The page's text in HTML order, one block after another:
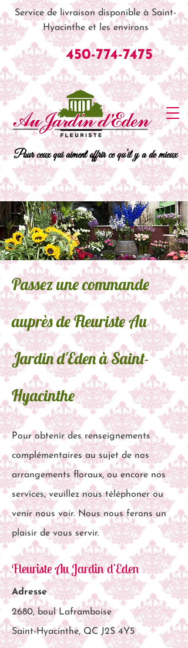
Service de livraison disponible à Saint-
Hyacinthe et les environs
450-774-7475
Pour ceux qui aiment offrir ce qu’il y a de mieux
Passez une commande
auprès de Fleuriste Au
Jardin d'Eden à Saint-
Hyacinthe
Pour obtenir des renseignements
complémentaires au sujet de nos
arrangements floraux, ou encore nos
services, veuillez nous téléphoner ou
venir nous voir. Nous nous ferons un
plaisir de vous servir.
Fleuriste Au Jardin d'Eden
Adresse
2680, boul Laframboise
Saint-Hyacinthe, QC J2S 4Y5